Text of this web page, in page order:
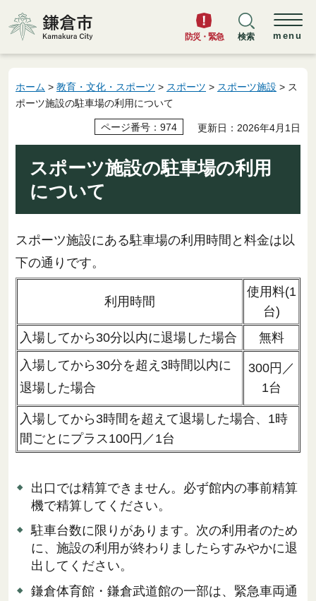
鎌倉市
防災・緊急 検索 menu
ホーム > 教育・文化・スポーツ > スポーツ > スポーツ施設 > ス
ポーツ施設の駐車場の利用について
ページ番号：974 更新日：2026年4月1日
スポーツ施設の駐車場の利用
について
スポーツ施設にある駐車場の利用時間と料金は以
下の通りです。
利用時間
使用料(1
台)
入場してから30分以内に退場した場合
無料
入場してから30分を超え3時間以内に
退場した場合
300円／
1台
入場してから3時間を超えて退場した場合、1時
間ごとにプラス100円／1台
出口では精算できません。必ず館内の事前精算
機で精算してください。
駐車台数に限りがあります。次の利用者のため
に、施設の利用が終わりましたらすみやかに退
出してください。
鎌倉体育館・鎌倉武道館の一部は、緊急車両通